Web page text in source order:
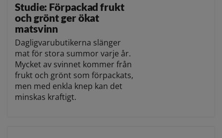
Studie: Förpackad frukt
och grönt ger ökat
matsvinn
Dagligvarubutikerna slänger
mat för stora summor varje år.
Mycket av svinnet kommer från
frukt och grönt som förpackats,
men med enkla knep kan det
minskas kraftigt.